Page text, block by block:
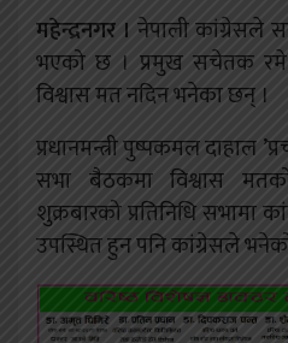
महेन्द्रनगर । नेपाली कांग्रेसले
भएको छ । प्रमुख सचेतक
विश्वास मत नदिन भनेका छन् ।
प्रधानमन्त्री पुष्पकमल दाहाल
सभा बैठकमा विश्वास
शुक्रबारको प्रतिनिधि सभामा
उपस्थित हुन पनि कांग्रेसले